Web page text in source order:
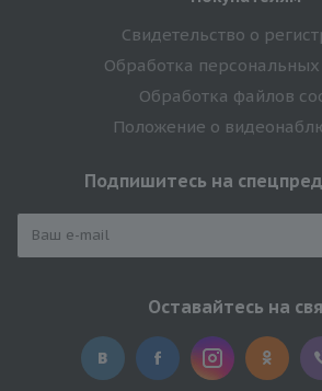
Свидетельство о
Обработка
Обработка файлов
Положение о
Подпишитесь на
Оставайтесь на